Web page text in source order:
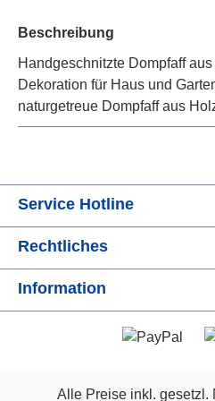
Beschreibung
Handgeschnitzte Dompfaff
Dekoration für Haus und
naturgetreue Dompfaff aus
Service Hotline
Rechtliches
Information
Alle Preise inkl. gesetzl.